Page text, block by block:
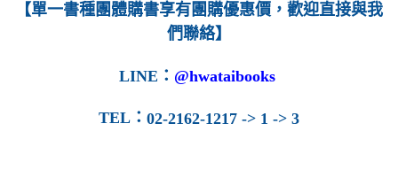
每筆NT$160
【單一書種團體購書享有團購優惠價，歡迎直接與我
們聯絡】
LINE ： @hwataibooks
TEL ： 02-2162-1217 -> 1 -> 3